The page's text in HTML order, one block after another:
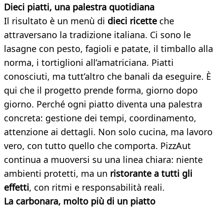
Dieci piatti, una palestra quotidiana
Il risultato è un menù di dieci ricette che
attraversano la tradizione italiana. Ci sono le
lasagne con pesto, fagioli e patate, il timballo alla
norma, i tortiglioni all’amatriciana. Piatti
conosciuti, ma tutt’altro che banali da eseguire. È
qui che il progetto prende forma, giorno dopo
giorno. Perché ogni piatto diventa una palestra
concreta: gestione dei tempi, coordinamento,
attenzione ai dettagli. Non solo cucina, ma lavoro
vero, con tutto quello che comporta. PizzAut
continua a muoversi su una linea chiara: niente
ambienti protetti, ma un ristorante a tutti gli
effetti, con ritmi e responsabilità reali.
La carbonara, molto più di un piatto